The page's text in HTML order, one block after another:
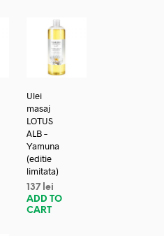
Ulei
masaj
LOTUS
ALB –
Yamuna
(editie
limitata)
137 lei
ADD TO
CART